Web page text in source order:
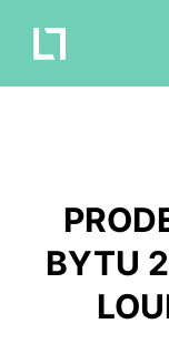
BYTU